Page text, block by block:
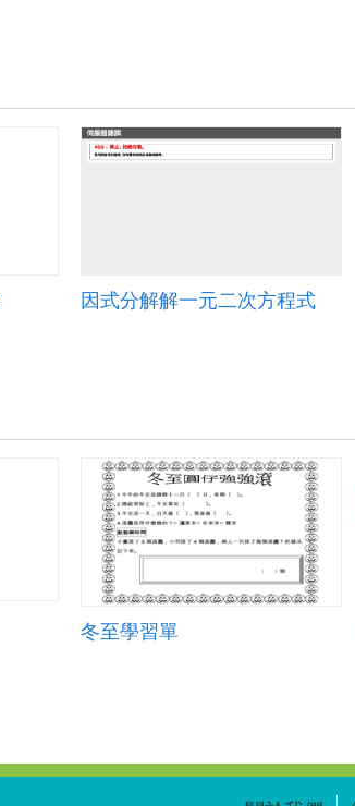
因式分解解一元二次方程式
冬至學習單